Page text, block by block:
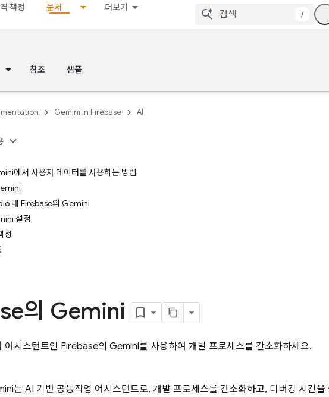
책정 문서 더보기
/
참조 샘플
Gemini in Firebase AI
에서 사용자 데이터를 사용하는 방법
내 Firebase의 Gemini
설정
정
의 Gemini
어시스턴트인 Firebase의 Gemini를 사용하여 개발 프로세스를 간소화하세요.
는 AI 기반 공동작업 어시스턴트로, 개발 프로세스를 간소화하고, 디버깅 시간을